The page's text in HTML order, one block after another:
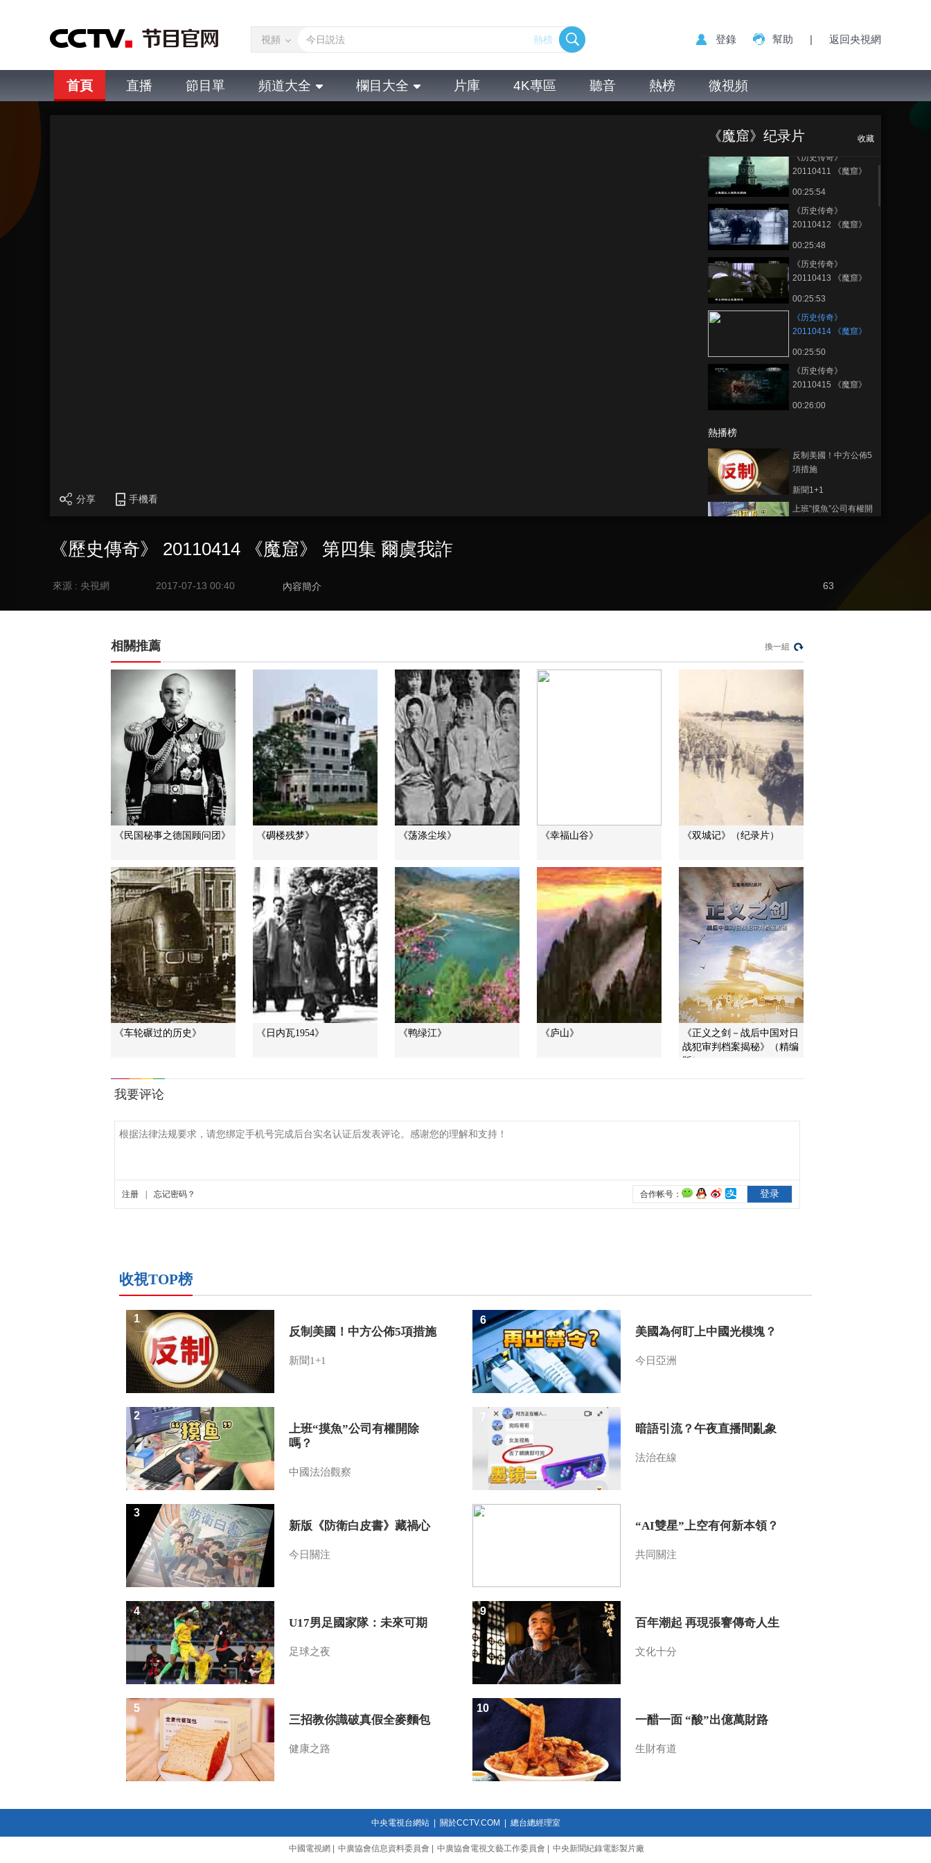
視頻 熱榜 登錄 幫助 | 返回央視網
首頁 直播 節目單 頻道大全 欄目大全 片庫 4K專區 聽音 熱榜 微視頻
分享 手機看
《魔窟》纪录片 收藏
虞我诈
《历史传奇》
20110411 《魔窟》
00:25:54
《历史传奇》
20110412 《魔窟》
00:25:48
《历史传奇》
20110413 《魔窟》
00:25:53
《历史传奇》
20110414 《魔窟》
00:25:50
《历史传奇》
20110415 《魔窟》
00:26:00
熱播榜
反制美國！中方公佈5
項措施
新聞1+1
上班“摸魚”公司有權開
足球之夜
三招教你識破真假全
美國為何盯上中國光
模塊？
今日亞洲
暗語引流？午夜直播
間亂象
法治在線
“AI雙星”上空有何新本
百年潮起 再現張謇傳
文化十分
一醋一面 “酸”出億萬
財路
《歷史傳奇》 20110414 《魔窟》 第四集 爾虞我詐
來源 : 央視網 2017-07-13 00:40 內容簡介 63
相關推薦 換一組
《民国秘事之德国顾问团》 《碉楼残梦》 《荡涤尘埃》 《幸福山谷》 《双城记》（纪录片）
《车轮碾过的历史》 《日内瓦1954》 《鸭绿江》 《庐山》
《正义之剑－战后中国对日
战犯审判档案揭秘》（精编
版）
收視TOP榜
反制美國！中方公佈5項措施
新聞1+1
1
上班“摸魚”公司有權開除
嗎？
中國法治觀察
2
新版《防衛白皮書》藏禍心
今日關注
3
U17男足國家隊：未來可期
足球之夜
4
三招教你識破真假全麥麵包
健康之路
5
美國為何盯上中國光模塊？
今日亞洲
6
暗語引流？午夜直播間亂象
法治在線
“AI雙星”上空有何新本領？
共同關注
8
百年潮起 再現張謇傳奇人生
文化十分
9
一醋一面 “酸”出億萬財路
生財有道
10
中央電視台網站| 關於CCTV.COM 總台總經理室
中國電視網 中廣協會信息資料委員會 中廣協會電視文藝工作委員會 中央新聞紀錄電影製片廠